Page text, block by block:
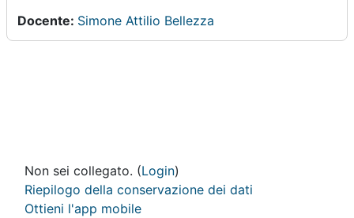
Docente: Simone Attilio Bellezza
Non sei collegato. (Login)
Riepilogo della conservazione dei dati
Ottieni l'app mobile